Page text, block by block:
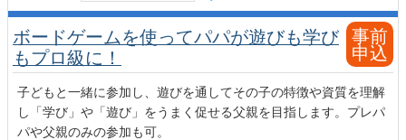
事前
申込
ボードゲームを使ってパパが遊びも学び
もプロ級に！
子どもと一緒に参加し、遊びを通してその子の特徴や資質を理解
し「学び」や「遊び」をうまく促せる父親を目指します。プレパ
パや父親のみの参加も可。